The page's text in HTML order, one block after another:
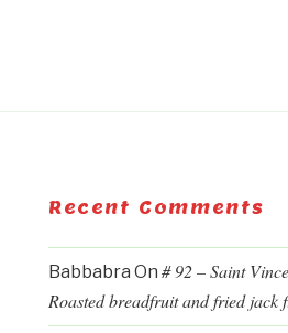
Recent Comments
Babbabra On # 92 – Saint
Roasted breadfruit and fried jack